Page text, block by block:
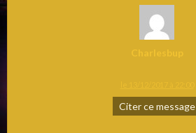
Charlesbup
Citer ce message